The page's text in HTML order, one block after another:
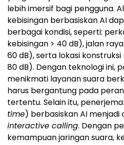
lebih imersif bagi pengguna.
kebisingan berbasiskan AI
berbagai kondisi, seperti:
kebisingan > 40 dB), jalan
60 dB), serta lokasi
80 dB). Dengan teknologi ini,
menikmati layanan suara
harus bergantung pada
tertentu. Selain itu,
time) berbasiskan AI
interactive calling. Dengan
kemampuan jaringan suara,